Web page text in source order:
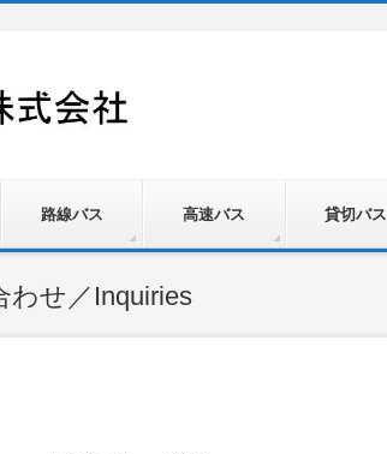
路線バス 高速バス 貸切バス
わせ／Inquiries